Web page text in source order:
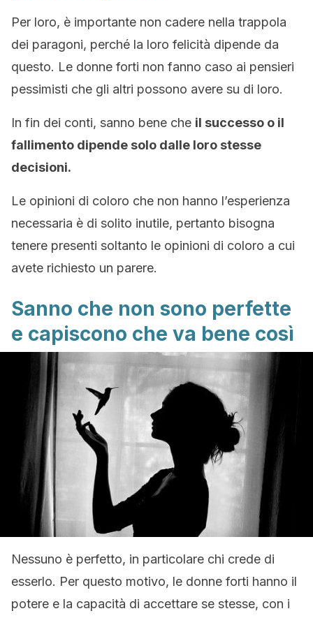
Per loro, è importante non cadere nella trappola
dei paragoni, perché la loro felicità dipende da
questo. Le donne forti non fanno caso ai pensieri
pessimisti che gli altri possono avere su di loro.
In fin dei conti, sanno bene che il successo o il
fallimento dipende solo dalle loro stesse
decisioni.
Le opinioni di coloro che non hanno l’esperienza
necessaria è di solito inutile, pertanto bisogna
tenere presenti soltanto le opinioni di coloro a cui
avete richiesto un parere.
Sanno che non sono perfette
e capiscono che va bene così
Nessuno è perfetto, in particolare chi crede di
esserlo. Per questo motivo, le donne forti hanno il
potere e la capacità di accettare se stesse, con i